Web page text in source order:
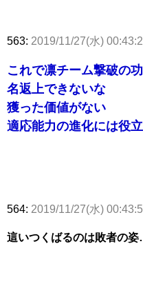
563: 2019/11/27(水)
これで凛チーム撃破の
名返上できないな
獲った価値がない
適応能力の進化には役
564: 2019/11/27(水)
這いつくばるのは敗者の